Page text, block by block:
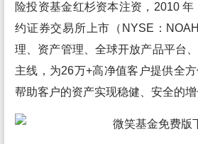
险投资基金红杉资本注资，2010 年
约证券交易所上市（NYSE：
理、资产管理、全球开放产品平台
主线，为26万+高净值客户提供全
帮助客户的资产实现稳健、安全的增